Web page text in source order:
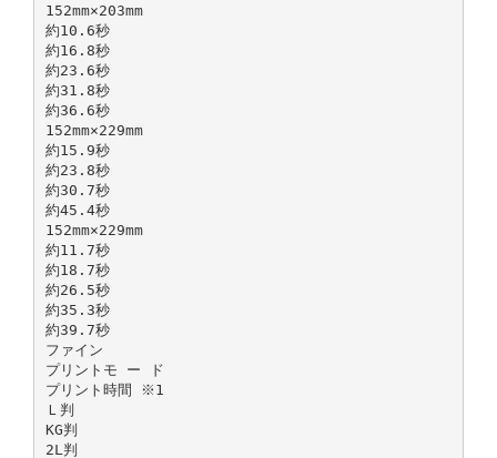
152mm×203mm
約10.6秒
約16.8秒
約23.6秒
約31.8秒
約36.6秒
152mm×229mm
約15.9秒
約23.8秒
約30.7秒
約45.4秒
152mm×229mm
約11.7秒
約18.7秒
約26.5秒
約35.3秒
約39.7秒
ファイン
プリントモ ー ド
プリント時間 ※1
Ｌ判
KG判
2L判